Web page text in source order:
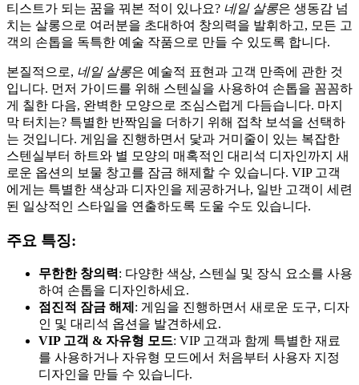
티스트가 되는 꿈을 꿔본 적이 있나요? 네일 살롱은 생동감 넘
치는 살롱으로 여러분을 초대하여 창의력을 발휘하고, 모든 고
객의 손톱을 독특한 예술 작품으로 만들 수 있도록 합니다.
본질적으로, 네일 살롱은 예술적 표현과 고객 만족에 관한 것
입니다. 먼저 가이드를 위해 스텐실을 사용하여 손톱을 꼼꼼하
게 칠한 다음, 완벽한 모양으로 조심스럽게 다듬습니다. 마지
막 터치는? 특별한 반짝임을 더하기 위해 접착 보석을 선택하
는 것입니다. 게임을 진행하면서 닻과 거미줄이 있는 복잡한
스텐실부터 하트와 별 모양의 매혹적인 대리석 디자인까지 새
로운 옵션의 보물 창고를 잠금 해제할 수 있습니다. VIP 고객
에게는 특별한 색상과 디자인을 제공하거나, 일반 고객이 세련
된 일상적인 스타일을 연출하도록 도울 수도 있습니다.
주요 특징:
무한한 창의력: 다양한 색상, 스텐실 및 장식 요소를 사용
하여 손톱을 디자인하세요.
점진적 잠금 해제 : 게임을 진행하면서 새로운 도구, 디자
인 및 대리석 옵션을 발견하세요.
VIP 고객 & 자유형 모드: VIP 고객과 함께 특별한 재료
를 사용하거나 자유형 모드에서 처음부터 사용자 지정
디자인을 만들 수 있습니다.